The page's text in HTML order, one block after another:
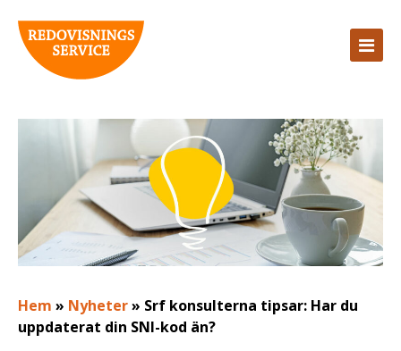
Hem » Nyheter» Srf konsulterna tipsar: Har du
uppdaterat din SNI-kod än?